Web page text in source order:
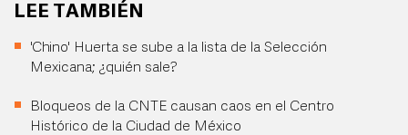
LEE TAMBIÉN
'Chino' Huerta se sube a la lista de la Selección
Mexicana; ¿quién sale?
Bloqueos de la CNTE causan caos en el Centro
Histórico de la Ciudad de México